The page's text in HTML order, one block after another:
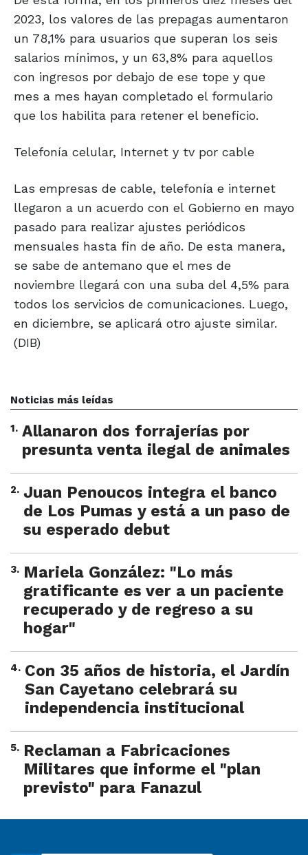
2023, los valores de las prepagas aumentaron
un 78,1% para usuarios que superan los seis
salarios mínimos, y un 63,8% para aquellos
con ingresos por debajo de ese tope y que
mes a mes hayan completado el formulario
que los habilita para retener el beneficio.
Telefonía celular, Internet y tv por cable
Las empresas de cable, telefonía e internet
llegaron a un acuerdo con el Gobierno en mayo
pasado para realizar ajustes periódicos
mensuales hasta fin de año. De esta manera,
se sabe de antemano que el mes de
noviembre llegará con una suba del 4,5% para
todos los servicios de comunicaciones. Luego,
en diciembre, se aplicará otro ajuste similar.
(DIB)
Noticias más leídas
1. Allanaron dos forrajerías por
presunta venta ilegal de animales
2. Juan Penoucos integra el banco
de Los Pumas y está a un paso de
su esperado debut
3. Mariela González: "Lo más
gratificante es ver a un paciente
recuperado y de regreso a su
hogar"
4. Con 35 años de historia, el Jardín
San Cayetano celebrará su
independencia institucional
5. Reclaman a Fabricaciones
Militares que informe el "plan
previsto" para Fanazul